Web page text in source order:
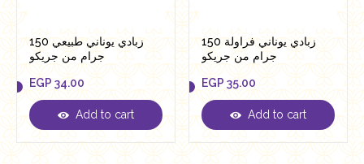
زبادي يوناني طبيعي 150
جرام من جريكو
EGP 34.00
EGP 34.00
Add to cart
زبادي يوناني فراولة 150
جرام من جريكو
EGP 35.00
EGP 35.00
Add to cart